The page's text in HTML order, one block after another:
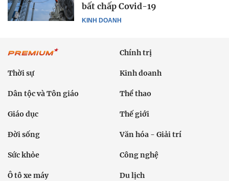
KINH DOANH
bất chấp Covid-19
Chính trị
Thời sự Kinh doanh
Dân tộc và Tôn giáo Thể thao
Giáo dục Thế giới
Đời sống Văn hóa - Giải trí
Sức khỏe Công nghệ
Ô tô xe máy Du lịch